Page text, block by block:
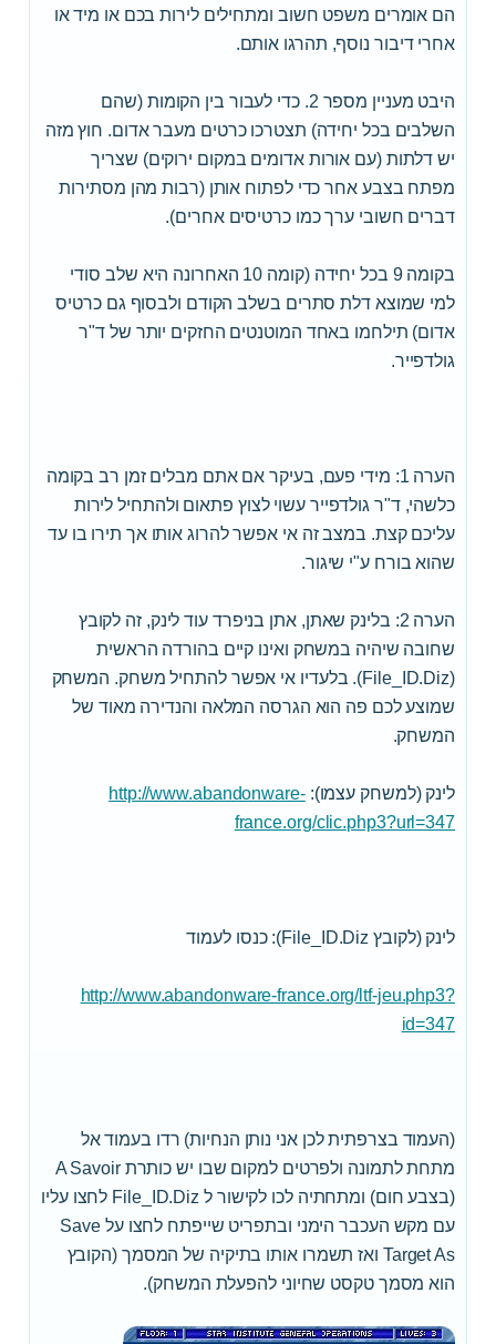
הם אומרים משפט חשוב ומתחילים לירות בכם או מיד או
אחרי דיבור נוסף, תהרגו אותם.
היבט מעניין מספר 2. כדי לעבור בין הקומות (שהם
השלבים בכל יחידה) תצטרכו כרטים מעבר אדום. חוץ מזה
יש דלתות (עם אורות אדומים במקום ירוקים) שצריך
מפתח בצבע אחר כדי לפתוח אותן (רבות מהן מסתירות
דברים חשובי ערך כמו כרטיסים אחרים).
בקומה 9 בכל יחידה (קומה 10 האחרונה היא שלב סודי
למי שמוצא דלת סתרים בשלב הקודם ולבסוף גם כרטיס
אדום) תילחמו באחד המוטנטים החזקים יותר של ד"ר
גולדפייר.
הערה 1: מידי פעם, בעיקר אם אתם מבלים זמן רב בקומה
כלשהי, ד"ר גולדפייר עשוי לצוץ פתאום ולהתחיל לירות
עליכם קצת. במצב זה אי אפשר להרוג אותו אך תירו בו עד
שהוא בורח ע"י שיגור.
הערה 2: בלינק שאתן, אתן בניפרד עוד לינק, זה לקובץ
שחובה שיהיה במשחק ואינו קיים בהורדה הראשית
(File_ID.Diz). בלעדיו אי אפשר להתחיל משחק. המשחק
שמוצע לכם פה הוא הגרסה המלאה והנדירה מאוד של
המשחק.
לינק (למשחק עצמו):http://www.abandonware-
france.org/clic.php3?url=347
לינק (לקובץ File_ID.Diz): כנסו לעמוד
http://www.abandonware-france.org/ltf-jeu.php3?
id=347
(העמוד בצרפתית לכן אני נותן הנחיות) רדו בעמוד אל
מתחת לתמונה ולפרטים למקום שבו יש כותרת A Savoir
(בצבע חום) ומתחתיה לכו לקישור ל File_ID.Diz לחצו עליו
עם מקש העכבר הימני ובתפריט שייפתח לחצו על Save
Target As ואז תשמרו אותו בתיקיה של המסמך (הקובץ
הוא מסמך טקסט שחיוני להפעלת המשחק).